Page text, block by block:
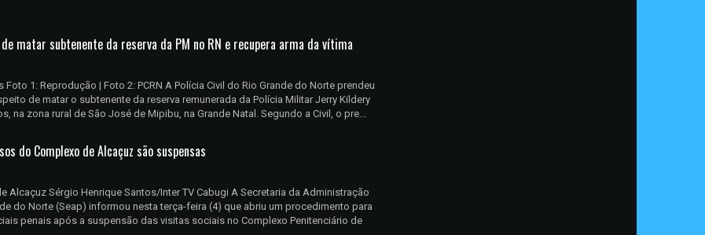
matar subtenente da reserva da PM no RN e recupera arma da vítima
Foto 1: Reprodução | Foto 2: PCRN A Polícia Civil do Rio Grande do Norte prendeu
de matar o subtenente da reserva remunerada da Polícia Militar Jerry Kildery
na zona rural de São José de Mipibu, na Grande Natal. Segundo a Civil, o pre...
do Complexo de Alcaçuz são suspensas
Alcaçuz Sérgio Henrique Santos/Inter TV Cabugi A Secretaria da Administração
do Norte (Seap) informou nesta terça-feira (4) que abriu um procedimento para
penais após a suspensão das visitas sociais no Complexo Penitenciário de